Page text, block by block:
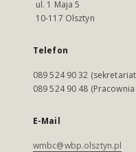
ul. 1 Maja 5
10-117 Olsztyn
Telefon
089 524 90 32
089 524 90 48
E-Mail
wmbc@wbp.olsztyn.pl